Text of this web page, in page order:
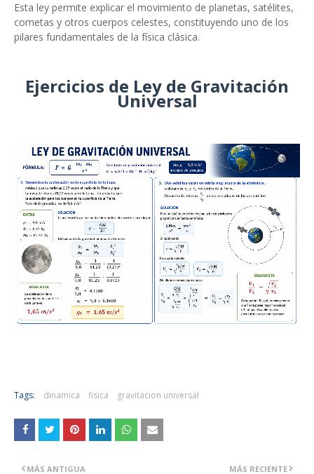
Esta ley permite explicar el movimiento de planetas, satélites,
cometas y otros cuerpos celestes, constituyendo uno de los
pilares fundamentales de la física clásica.
Ejercicios de Ley de Gravitación
Universal
Tags: dinamica fisica gravitacion universal
MÁS RECIENTE
MÁS ANTIGUA